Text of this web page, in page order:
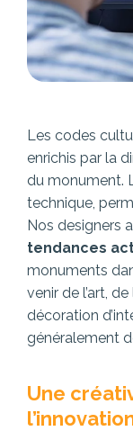
Les codes
enrichis par la
du monument.
technique,
Nos designers
tendances
monuments
venir de l’art,
décoration
généralement
Une